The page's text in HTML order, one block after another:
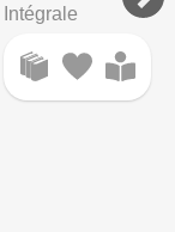
Intégrale